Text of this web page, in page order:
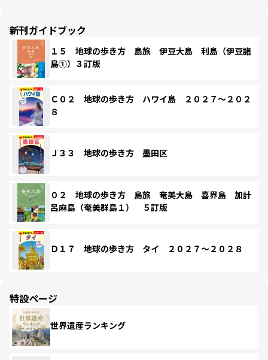
新刊ガイドブック
１５ 地球の歩き方 島旅 伊豆大島 利島（伊豆諸
島①）３訂版
Ｃ０２ 地球の歩き方 ハワイ島 ２０２７～２０２
８
Ｊ３３ 地球の歩き方 墨田区
０２ 地球の歩き方 島旅 奄美大島 喜界島 加計
呂麻島（奄美群島１） ５訂版
Ｄ１７ 地球の歩き方 タイ ２０２７～２０２８
特設ページ
世界遺産ランキング